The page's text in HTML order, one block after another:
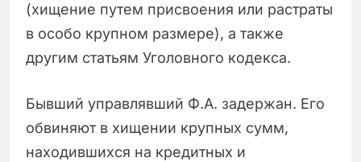
(хищение путем присвоения или растраты
в особо крупном размере), а также
другим статьям Уголовного кодекса.
Бывший управлявший Ф.А. задержан. Его
обвиняют в хищении крупных сумм,
находившихся на кредитных и